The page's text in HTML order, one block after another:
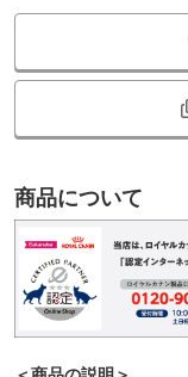
商品について